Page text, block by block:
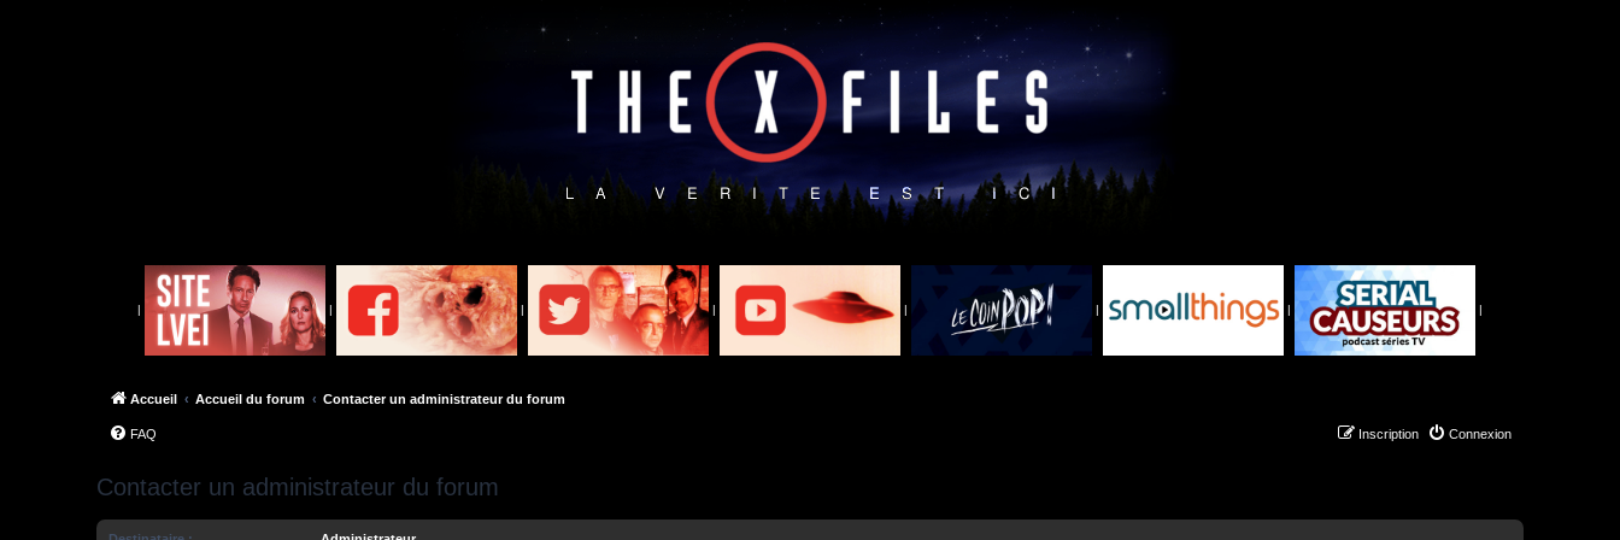
| | | | | | | |
Accueil Accueil du forum Contacter un administrateur du forum
FAQ Connexion
Inscription
Contacter un administrateur du forum